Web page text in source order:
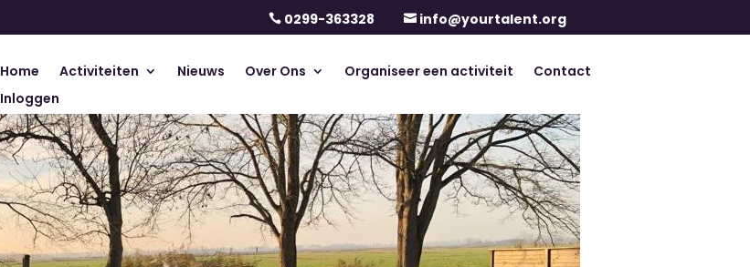
 0299-363328  info@yourtalent.org
Home Activiteiten Nieuws Over Ons Organiseer een activiteit
Contact
Inloggen